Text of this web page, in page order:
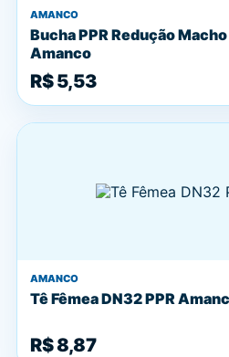
AMANCO
Bucha PPR Redução
Amanco
R$ 5,53
AMANCO
Tê Fêmea DN32 PPR
R$ 8,87